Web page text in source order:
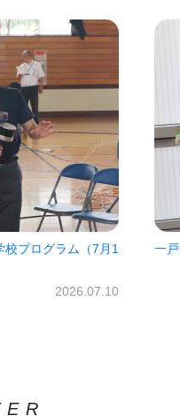
未来パスポート2026!!